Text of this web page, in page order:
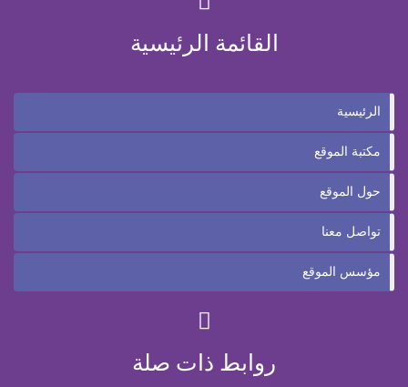
القائمة الرئيسية
الرئيسية
مكتبة الموقع
حول الموقع
تواصل معنا
مؤسس الموقع
روابط ذات صلة